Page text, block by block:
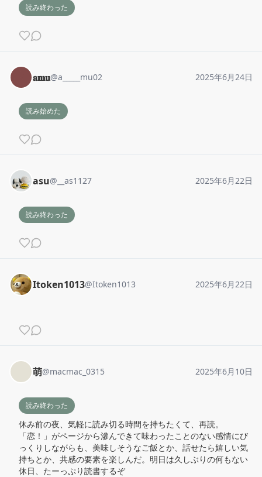
読み終わった
𝐚𝐦𝐮@a_____mu02 2025年6月24日
読み始めた
asu@ __as1127 2025年6月22日
読み終わった
Itoken1013@Itoken1013 2025年6月22日
萌@macmac_0315 2025年6月10日
読み終わった
休み前の夜、気軽に読み切る時間を持ちたくて、再読。
「恋！」がページから滲んできて味わったことのない感情にび
っくりしながらも、美味しそうなご飯とか、話せたら嬉しい気
持ちとか、共感の要素を楽しんだ。明日は久しぶりの何もない
休日、たーっぷり読書するぞ